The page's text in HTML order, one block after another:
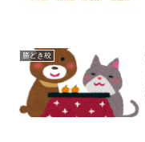
勝どき校